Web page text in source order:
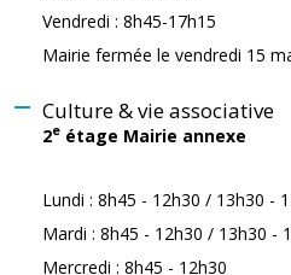
Vendredi : 8h45-17h15
Mairie fermée le vendredi 15
Culture & vie associative
2e étage Mairie annexe
Lundi : 8h45 - 12h30 / 13h30 -
Mardi : 8h45 - 12h30 / 13h30 -
Mercredi : 8h45 - 12h30